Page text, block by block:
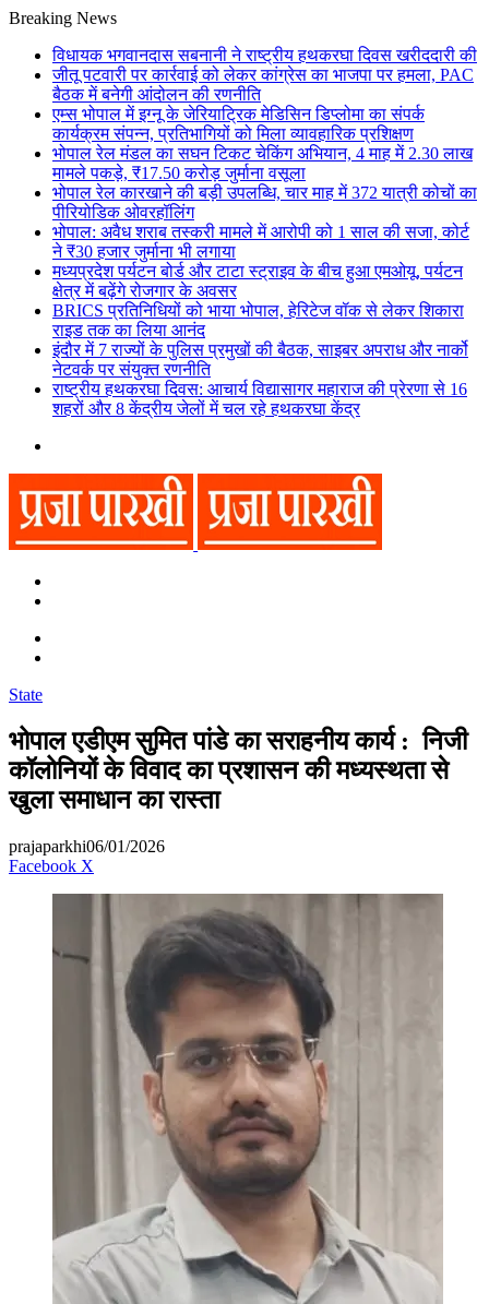
Breaking News
विधायक भगवानदास सबनानी ने राष्ट्रीय हथकरघा दिवस खरीददारी की
जीतू पटवारी पर कार्रवाई को लेकर कांग्रेस का भाजपा पर हमला, PAC
बैठक में बनेगी आंदोलन की रणनीति
एम्स भोपाल में इग्नू के जेरियाट्रिक मेडिसिन डिप्लोमा का संपर्क
कार्यक्रम संपन्न, प्रतिभागियों को मिला व्यावहारिक प्रशिक्षण
भोपाल रेल मंडल का सघन टिकट चेकिंग अभियान, 4 माह में 2.30 लाख
मामले पकड़े, ₹17.50 करोड़ जुर्माना वसूला
भोपाल रेल कारखाने की बड़ी उपलब्धि, चार माह में 372 यात्री कोचों का
पीरियोडिक ओवरहॉलिंग
भोपाल: अवैध शराब तस्करी मामले में आरोपी को 1 साल की सजा, कोर्ट
ने ₹30 हजार जुर्माना भी लगाया
मध्यप्रदेश पर्यटन बोर्ड और टाटा स्ट्राइव के बीच हुआ एमओयू, पर्यटन
क्षेत्र में बढ़ेंगे रोजगार के अवसर
BRICS प्रतिनिधियों को भाया भोपाल, हेरिटेज वॉक से लेकर शिकारा
राइड तक का लिया आनंद
इंदौर में 7 राज्यों के पुलिस प्रमुखों की बैठक, साइबर अपराध और नार्को
नेटवर्क पर संयुक्त रणनीति
राष्ट्रीय हथकरघा दिवस: आचार्य विद्यासागर महाराज की प्रेरणा से 16
शहरों और 8 केंद्रीय जेलों में चल रहे हथकरघा केंद्र
State
भोपाल एडीएम सुमित पांडे का सराहनीय कार्य : निजी
कॉलोनियों के विवाद का प्रशासन की मध्यस्थता से
खुला समाधान का रास्ता
prajaparkhi06/01/2026
Facebook X